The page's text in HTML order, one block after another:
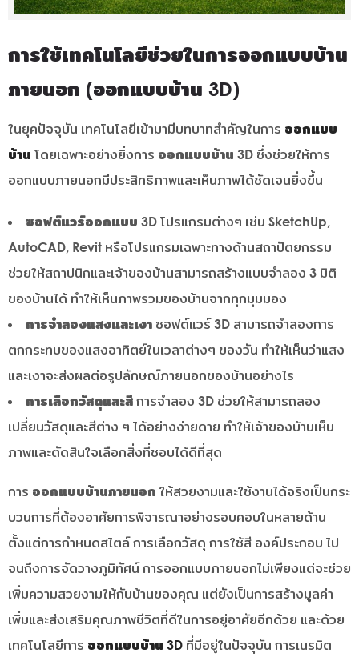
การใช้เทคโนโลยีช่วยในการออกแบบบ้าน
ภายนอก (ออกแบบบ้าน 3D)
ในยุคปัจจุบัน เทคโนโลยีเข้ามามีบทบาทสำคัญในการ ออกแบบ
บ้าน โดยเฉพาะอย่างยิ่งการ ออกแบบบ้าน 3D ซึ่งช่วยให้การ
ออกแบบภายนอกมีประสิทธิภาพและเห็นภาพได้ชัดเจนยิ่งขึ้น
ซอฟต์แวร์ออกแบบ 3D โปรแกรมต่างๆ เช่น SketchUp,
AutoCAD, Revit หรือโปรแกรมเฉพาะทางด้านสถาปัตยกรรม
ช่วยให้สถาปนิกและเจ้าของบ้านสามารถสร้างแบบจำลอง 3 มิติ
ของบ้านได้ ทำให้เห็นภาพรวมของบ้านจากทุกมุมมอง
การจำลองแสงและเงา ซอฟต์แวร์ 3D สามารถจำลองการ
ตกกระทบของแสงอาทิตย์ในเวลาต่างๆ ของวัน ทำให้เห็นว่าแสง
และเงาจะส่งผลต่อรูปลักษณ์ภายนอกของบ้านอย่างไร
การเลือกวัสดุและสี การจำลอง 3D ช่วยให้สามารถลอง
เปลี่ยนวัสดุและสีต่าง ๆ ได้อย่างง่ายดาย ทำให้เจ้าของบ้านเห็น
ภาพและตัดสินใจเลือกสิ่งที่ชอบได้ดีที่สุด
การ ออกแบบบ้านภายนอก ให้สวยงามและใช้งานได้จริงเป็นกระ
บวนการที่ต้องอาศัยการพิจารณาอย่างรอบคอบในหลายด้าน
ตั้งแต่การกำหนดสไตล์ การเลือกวัสดุ การใช้สี องค์ประกอบ ไป
จนถึงการจัดวางภูมิทัศน์ การออกแบบภายนอกไม่เพียงแต่จะช่วย
เพิ่มความสวยงามให้กับบ้านของคุณ แต่ยังเป็นการสร้างมูลค่า
เพิ่มและส่งเสริมคุณภาพชีวิตที่ดีในการอยู่อาศัยอีกด้วย และด้วย
เทคโนโลยีการ ออกแบบบ้าน 3D ที่มีอยู่ในปัจจุบัน การเนรมิต